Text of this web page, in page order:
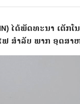
ໄດ້ພັດທະນາ ເຕັກໂ
ຟ ສຳລັບ ພາກ ອຸດສາ